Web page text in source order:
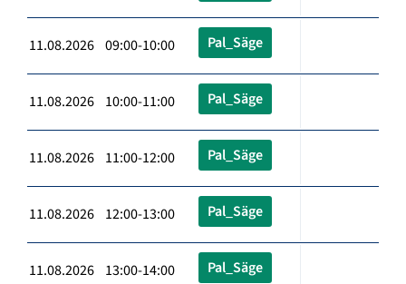
11.08.2026 09:00-10:00 Pal_Säge
11.08.2026 10:00-11:00 Pal_Säge
11.08.2026 11:00-12:00 Pal_Säge
11.08.2026 12:00-13:00 Pal_Säge
11.08.2026 13:00-14:00 Pal_Säge